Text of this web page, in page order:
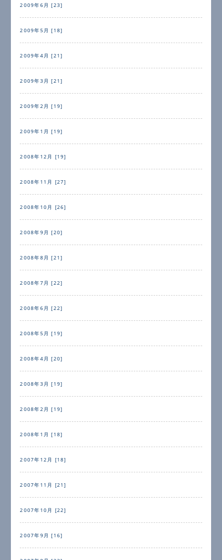
2009年6月 [23]
2009年5月 [18]
2009年4月 [21]
2009年3月 [21]
2009年2月 [19]
2009年1月 [19]
2008年12月 [19]
2008年11月 [27]
2008年10月 [26]
2008年9月 [20]
2008年8月 [21]
2008年7月 [22]
2008年6月 [22]
2008年5月 [19]
2008年4月 [20]
2008年3月 [19]
2008年2月 [19]
2008年1月 [18]
2007年12月 [18]
2007年11月 [21]
2007年10月 [22]
2007年9月 [16]